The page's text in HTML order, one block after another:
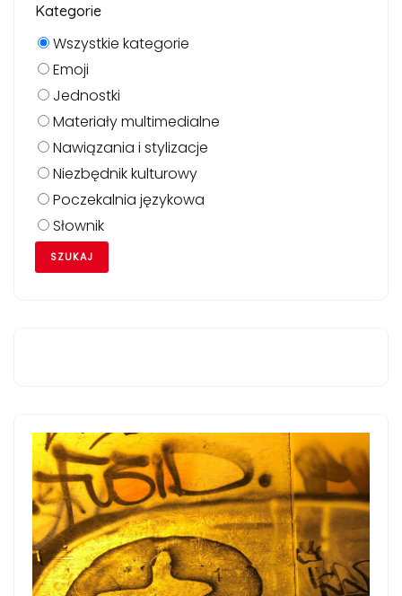
Kategorie
Wszystkie kategorie
Emoji
Jednostki
Materiały multimedialne
Nawiązania i stylizacje
Niezbędnik kulturowy
Poczekalnia językowa
Słownik